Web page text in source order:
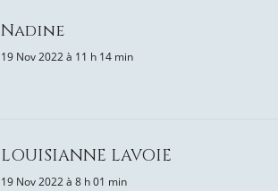
Nadine
19 Nov 2022 à 11 h 14 min
LOUISIANNE LAVOIE
19 Nov 2022 à 8 h 01 min